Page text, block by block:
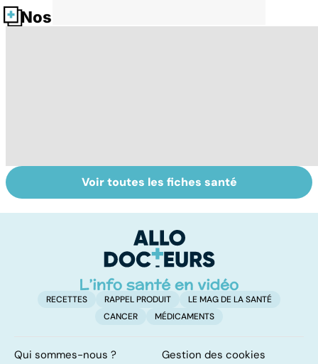
Nos fiches santé
Le TDAH, un
trouble de
hyperactivité
Accident
vasculaire
également
touché
Voir toutes les fiches santé
RECETTES RAPPEL PRODUIT
LE MAG DE LA SANTÉ
CANCER
MÉDICAMENTS
Qui sommes-nous ? Gestion des cookies